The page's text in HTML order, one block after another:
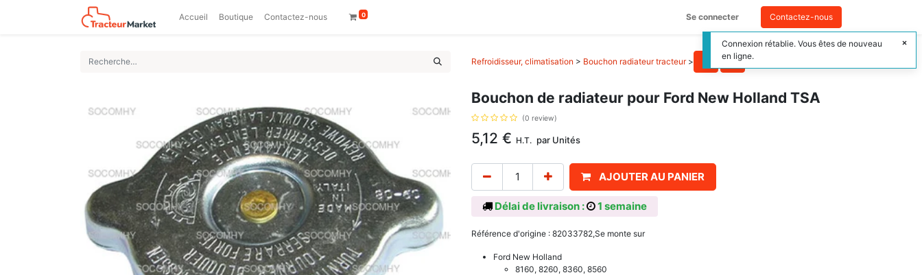
Accueil Boutique Contactez-nous 0 Se connecter Contactez-nous
Refroidisseur, climatisation > Bouchon radiateur tracteur>
Bouchon de radiateur pour Ford New Holland TSA
(0 review)
5,12 € H.T. par Unités
AJOUTER AU PANIER
Délai de livraison : 1 semaine
Référence d'origine : 82033782,Se monte sur
Ford New Holland
8160, 8260, 8360, 8560
Connexion rétablie. Vous êtes de nouveau
en ligne.